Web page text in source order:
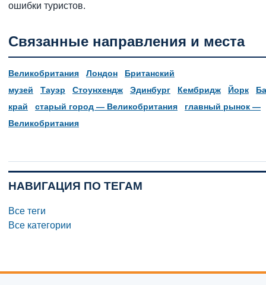
ошибки туристов.
Связанные направления и места
Великобритания Лондон
Британский
музей
Тауэр Стоунхендж Эдинбург Кембридж Йорк
край
старый город — Великобритания
главный рынок —
Великобритания
НАВИГАЦИЯ ПО ТЕГАМ
Все теги
Все категории